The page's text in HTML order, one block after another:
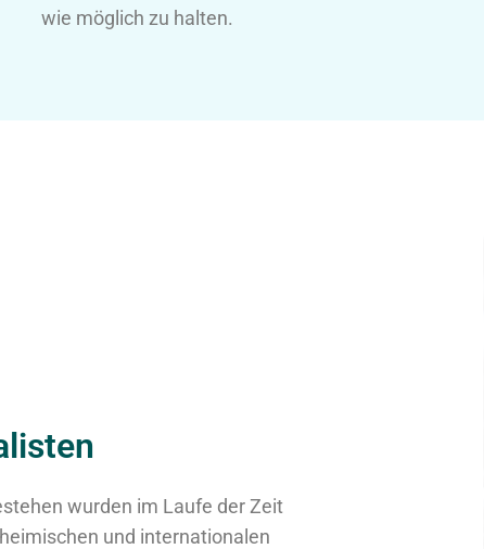
wie möglich zu halten.
wurden im Laufe der Zeit
und internationalen